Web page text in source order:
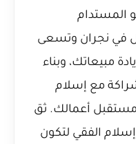
المستدام
في نجران وتسعى
مبيعاتك، وبناء
مع إسلام
أعمالك. ثق
إسلام الفقي لتكون